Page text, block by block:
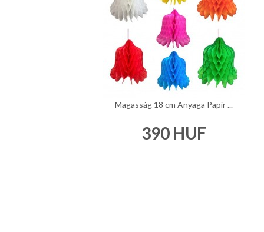
Magasság 18 cm Anyaga Papír ...
390HUF